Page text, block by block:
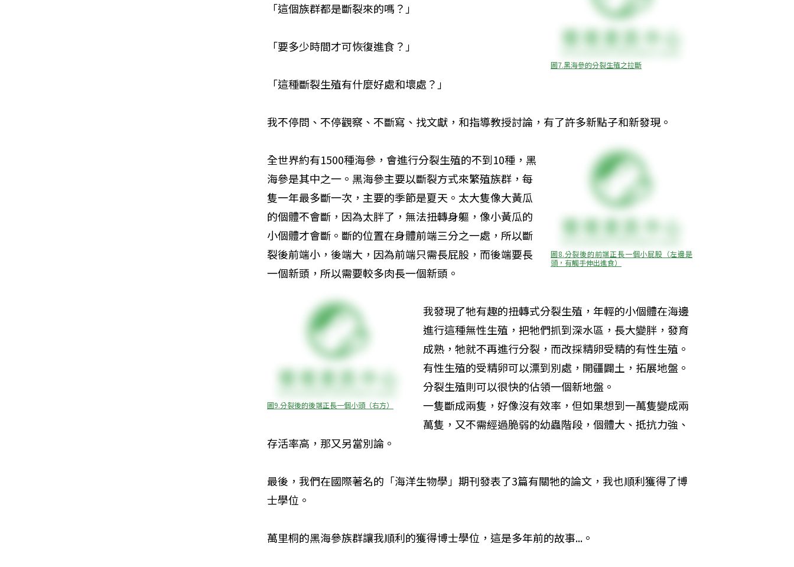
圖7.黑海參的分裂生殖之拉斷
「這個族群都是斷裂來的嗎？」
「要多少時間才可恢復進食？」
「這種斷裂生殖有什麼好處和壞處？」
我不停問、不停觀察、不斷寫、找文獻，和指導教授討論，有了許多新點子和新發現。
圖8.分裂後的前端正長一個小屁股（左邊是
頭，有觸手伸出進食）
全世界約有1500種海參，會進行分裂生殖的不到10種，黑
海參是其中之一。黑海參主要以斷裂方式來繁殖族群，每
隻一年最多斷一次，主要的季節是夏天。太大隻像大黃瓜
的個體不會斷，因為太胖了，無法扭轉身軀，像小黃瓜的
小個體才會斷。斷的位置在身體前端三分之一處，所以斷
裂後前端小，後端大，因為前端只需長屁股，而後端要長
一個新頭，所以需要較多肉長一個新頭。
圖9.分裂後的後端正長一個小頭（右方）
我發現了牠有趣的扭轉式分裂生殖，年輕的小個體在海邊
進行這種無性生殖，把牠們抓到深水區，長大變胖，發育
成熟，牠就不再進行分裂，而改採精卵受精的有性生殖。
有性生殖的受精卵可以漂到別處，開疆闢土，拓展地盤。
分裂生殖則可以很快的佔領一個新地盤。
一隻斷成兩隻，好像沒有效率，但如果想到一萬隻變成兩
萬隻，又不需經過脆弱的幼蟲階段，個體大、抵抗力強、
存活率高，那又另當別論。
最後，我們在國際著名的「海洋生物學」期刊發表了3篇有關牠的論文，我也順利獲得了博
士學位。
萬里桐的黑海參族群讓我順利的獲得博士學位，這是多年前的故事...。